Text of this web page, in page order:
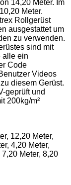
14,20 Meter. Im
Meter.
Rollgerüst
ausgestattet um
zu verwenden.
sind mit
alle ein
Code
Videos
diesem Gerüst.
geprüft und
200kg/m²
12,20 Meter,
4,20 Meter,
Meter, 8,20